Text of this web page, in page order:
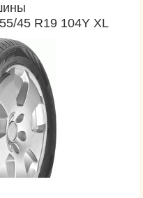
45 R19 104Y XL